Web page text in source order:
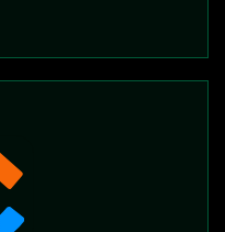
Dropbox.